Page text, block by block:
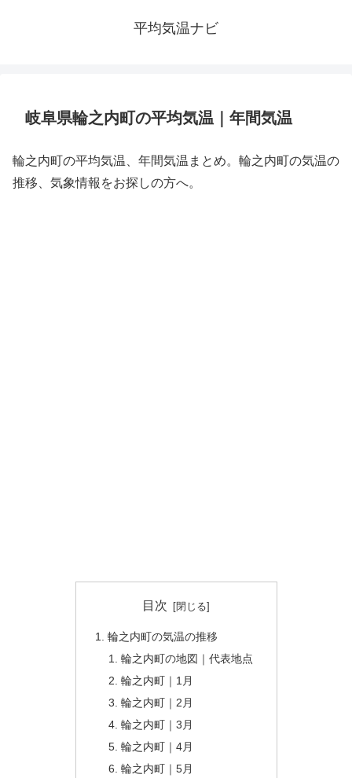
平均気温ナビ
岐阜県輪之内町の平均気温｜年間気温
輪之内町の平均気温、年間気温まとめ。輪之内町の気温の
推移、気象情報をお探しの方へ。
目次
輪之内町の気温の推移
輪之内町の地図｜代表地点
輪之内町｜1月
輪之内町｜2月
輪之内町｜3月
輪之内町｜4月
輪之内町｜5月